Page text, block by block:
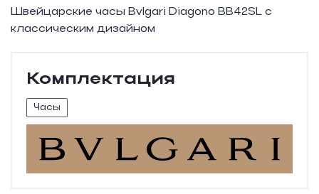
Швейцарские часы Bvlgari Diagono BB42SL с
классическим дизайном
Комплектация
Часы